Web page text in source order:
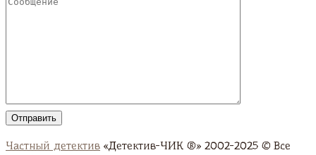
Частный детектив «Детектив-ЧИК ®» 2002-2025 © Все